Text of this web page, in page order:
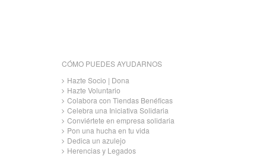
CÓMO PUEDES AYUDARNOS
Hazte Socio | Dona
Hazte Voluntario
Colabora con Tiendas Benéficas
Celebra una Iniciativa Solidaria
Conviértete en empresa solidaria
Pon una hucha en tu vida
Dedica un azulejo
Herencias y Legados